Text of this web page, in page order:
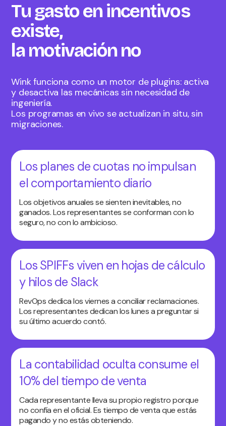
Tu gasto en incentivos
existe,
la motivación no
Wink funciona como un motor de plugins: activa
y desactiva las mecánicas sin necesidad de
ingeniería.
Los programas en vivo se actualizan in situ, sin
migraciones.
Los planes de cuotas no impulsan
el comportamiento diario
Los objetivos anuales se sienten inevitables, no
ganados. Los representantes se conforman con lo
seguro, no con lo ambicioso.
Los SPIFFs viven en hojas de cálculo
y hilos de Slack
RevOps dedica los viernes a conciliar reclamaciones.
Los representantes dedican los lunes a preguntar si
su último acuerdo contó.
La contabilidad oculta consume el
10% del tiempo de venta
Cada representante lleva su propio registro porque
no confía en el oficial. Es tiempo de venta que estás
pagando y no estás obteniendo.